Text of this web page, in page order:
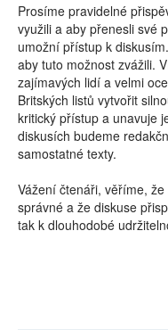
Prosíme pravidelné
využili a aby přenesli své
umožní přístup k
aby tuto možnost zvážili.
zajímavých lidí a velmi
Britských listů vytvořit
kritický přístup a unavuje
diskusích budeme
samostatné texty.
Vážení čtenáři, věříme,
správné a že diskuse
tak k dlouhodobé